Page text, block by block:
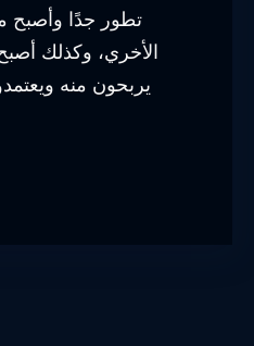
تطور جدًا وأصبح
الأخري، وكذلك
يربحون منه